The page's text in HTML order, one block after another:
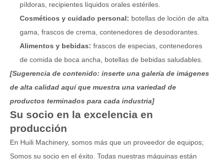
píldoras, recipientes líquidos orales estériles.
Cosméticos y cuidado personal: botellas de loción de alta
gama, frascos de crema, contenedores de desodorantes.
Alimentos y bebidas: frascos de especias, contenedores
de comida de boca ancha, botellas de bebidas saludables.
[Sugerencia de contenido: inserte una galería de imágenes
de alta calidad aquí que muestra una variedad de
productos terminados para cada industria]
Su socio en la excelencia en
producción
En Huili Machinery, somos más que un proveedor de equipos;
Somos su socio en el éxito. Todas nuestras máquinas están